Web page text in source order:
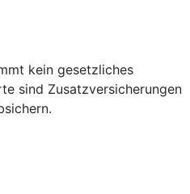
kein gesetzliches
sind Zusatzversicherungen